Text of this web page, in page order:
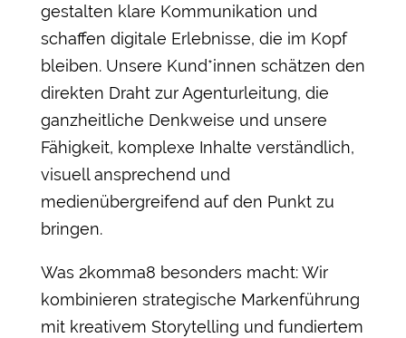
gestalten klare Kommunikation und
schaffen digitale Erlebnisse, die im Kopf
bleiben. Unsere Kund*innen schätzen den
direkten Draht zur Agenturleitung, die
ganzheitliche Denkweise und unsere
Fähigkeit, komplexe Inhalte verständlich,
visuell ansprechend und
medienübergreifend auf den Punkt zu
bringen.
Was 2komma8 besonders macht: Wir
kombinieren strategische Markenführung
mit kreativem Storytelling und fundiertem